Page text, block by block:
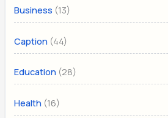
Business (13)
Caption (44)
Education (28)
Health (16)